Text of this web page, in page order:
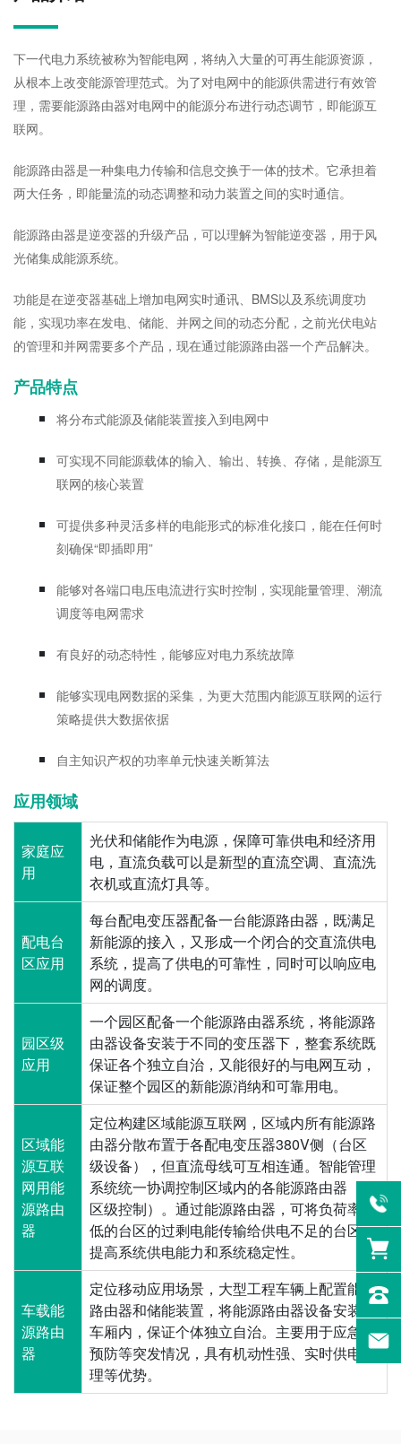
下一代电力系统被称为智能电网，将纳入大量的可再生能源资源，
从根本上改变能源管理范式。为了对电网中的能源供需进行有效管
理，需要能源路由器对电网中的能源分布进行动态调节，即能源互
联网。
能源路由器是一种集电力传输和信息交换于一体的技术。它承担着
两大任务，即能量流的动态调整和动力装置之间的实时通信。
能源路由器是逆变器的升级产品，可以理解为智能逆变器，用于风
光储集成能源系统。
功能是在逆变器基础上增加电网实时通讯、BMS以及系统调度功
能，实现功率在发电、储能、并网之间的动态分配，之前光伏电站
的管理和并网需要多个产品，现在通过能源路由器一个产品解决。
产品特点
将分布式能源及储能装置接入到电网中
可实现不同能源载体的输入、输出、转换、存储，是能源互
联网的核心装置
可提供多种灵活多样的电能形式的标准化接口，能在任何时
刻确保“即插即用”
能够对各端口电压电流进行实时控制，实现能量管理、潮流
调度等电网需求
有良好的动态特性，能够应对电力系统故障
能够实现电网数据的采集，为更大范围内能源互联网的运行
策略提供大数据依据
自主知识产权的功率单元快速关断算法
应用领域
家庭应
用
光伏和储能作为电源，保障可靠供电和经济用
电，直流负载可以是新型的直流空调、直流洗
衣机或直流灯具等。
配电台
区应用
每台配电变压器配备一台能源路由器，既满足
新能源的接入，又形成一个闭合的交直流供电
系统，提高了供电的可靠性，同时可以响应电
网的调度。
园区级
应用
一个园区配备一个能源路由器系统，将能源路
由器设备安装于不同的变压器下，整套系统既
保证各个独立自治，又能很好的与电网互动，
保证整个园区的新能源消纳和可靠用电。
区域能
源互联
网用能
源路由
器
定位构建区域能源互联网，区域内所有能源路
由器分散布置于各配电变压器380V侧（台区
级设备），但直流母线可互相连通。智能管理
系统统一协调控制区域内的各能源路由器（园
区级控制）。通过能源路由器，可将负荷率较
低的台区的过剩电能传输给供电不足的台区，
提高系统供电能力和系统稳定性。
车载能
源路由
器
定位移动应用场景，大型工程车辆上配置能源
路由器和储能装置，将能源路由器设备安装在
车厢内，保证个体独立自治。主要用于应急、
预防等突发情况，具有机动性强、实时供电处
理等优势。